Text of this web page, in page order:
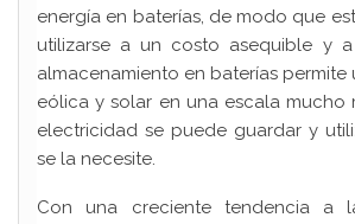
energía en baterías, de modo que
utilizarse a un costo asequible y
almacenamiento en baterías permite
eólica y solar en una escala mucho
electricidad se puede guardar y
se la necesite.
Con una creciente tendencia a